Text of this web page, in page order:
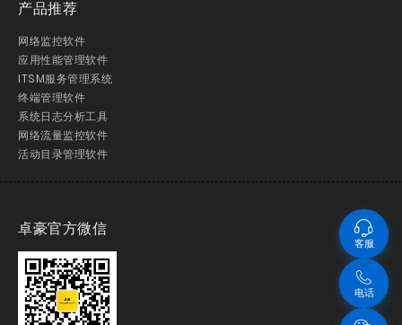
产品推荐
网络监控软件
应用性能管理软件
ITSM服务管理系统
终端管理软件
系统日志分析工具
网络流量监控软件
活动目录管理软件
卓豪官方微信
客服
电话